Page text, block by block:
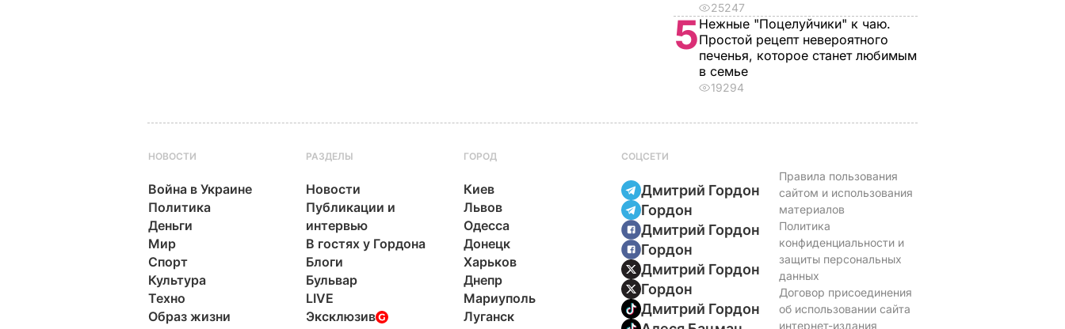
25247
5Нежные "Поцелуйчики" к чаю.
Простой рецепт невероятного
печенья, которое станет любимым
в семье
19294
НОВОСТИ
Война в Украине
Политика
Деньги
Мир
Спорт
Культура
Техно
Образ жизни
РАЗДЕЛЫ
Новости
Публикации и
интервью
В гостях у Гордона
Блоги
Бульвар
LIVE
Эксклюзив
ГОРОД
Киев
Львов
Одесса
Донецк
Харьков
Днепр
Мариуполь
Луганск
СОЦСЕТИ
Дмитрий Гордон
Гордон
Дмитрий Гордон
Гордон
Дмитрий Гордон
Гордон
Дмитрий Гордон
Правила пользования
сайтом и использования
материалов
Политика
конфиденциальности и
защиты персональных
данных
Договор присоединения
об использовании сайта
интернет-издания